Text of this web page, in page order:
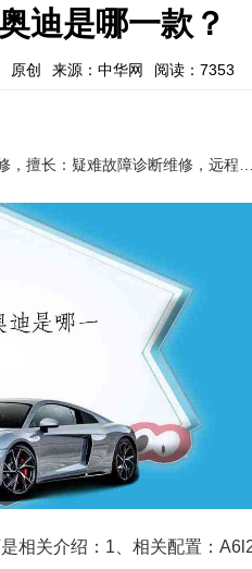
迪是哪一款？
原创 来源：中华网 阅读：7353
相关介绍：1、相关配置：